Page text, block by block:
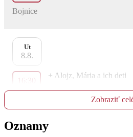
Bojnice
Ut
8.8.
16:30
+ Alojz, Mária a ich deti
17:30
Zobraziť
Oznamy